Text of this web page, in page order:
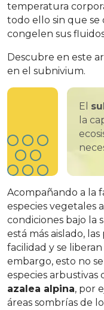
temperatura
todo ello sin que se
congelen sus
Descubre en este
en el subnivium.
El
la
Acompañando a la
especies vegetales
condiciones bajo la
está más aislado,
facilidad y se
embargo, esto no
especies arbustivas
azalea alpina, por
áreas sombrías de